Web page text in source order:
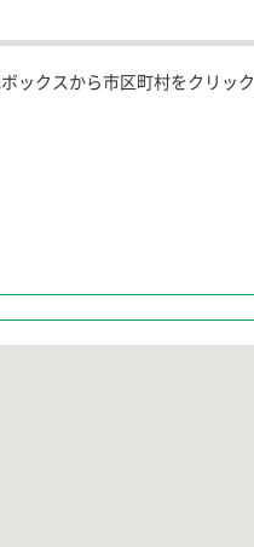
クスから市区町村をクリック